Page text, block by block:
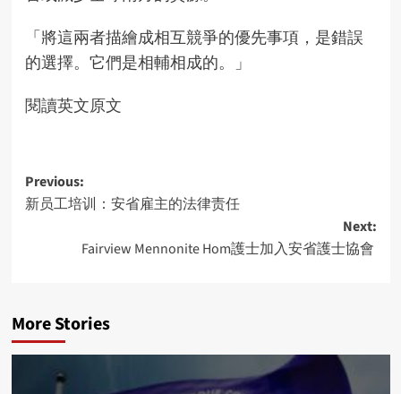
「將這兩者描繪成相互競爭的優先事項，是錯誤
的選擇。它們是相輔相成的。」
閱讀英文原文
Post
navigation
Previous:
新员工培训：安省雇主的法律责任
Next:
Fairview Mennonite Hom護士加入安省護士協會
More Stories